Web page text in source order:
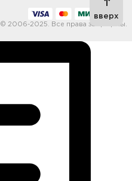
вверх
© 2006-2025. Все права защищены.